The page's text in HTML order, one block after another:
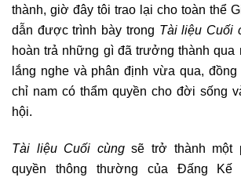
thành, giờ đây tôi trao lại cho toàn thể
dẫn được trình bày trong Tài liệu Cuối
hoàn trả những gì đã trưởng thành qua
lắng nghe và phân định vừa qua,
chỉ nam có thẩm quyền cho đời sống
hội.
Tài liệu Cuối cùngsẽ trở thành một
quyền thông thường của Đấng Kế